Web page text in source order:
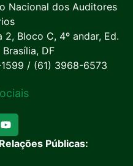
Nacional dos Auditores
Bloco C, 4º andar, Ed.
DF
/ (61) 3968-6573
Públicas: